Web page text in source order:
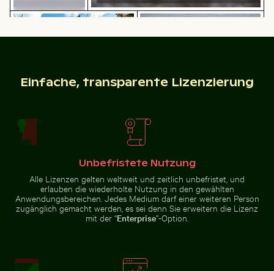
Professionelles
Kameraobjektiv
auf
Buntes karibisches Straßenbild mit festlichen
Elegante Schwäne
Flughund im farbenfrohen
Himmel gleitend
Straßenlaterne vor
Wohngebäude
Mini-Einkaufswagen mit gelben Blöcken
Bunter Blumenstrauß in
Einfache, transparente Lizenzierung
Unbefristete Nutzung
Alle Lizenzen gelten weltweit und zeitlich unbefristet, und
erlauben die wiederholte Nutzung in den gewählten
Anwendungsbereichen. Jedes Medium darf einer weiteren Person
zugänglich gemacht werden, es sei denn Sie erweitern die Lizenz
mit der “Enterprise”-Option.